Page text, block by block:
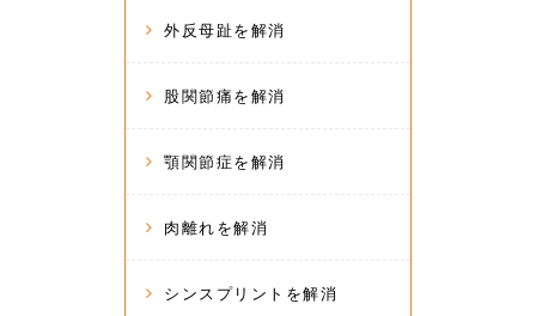
外反母趾を解消
股関節痛を解消
顎関節症を解消
肉離れを解消
シンスプリントを解消